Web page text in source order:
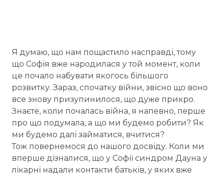
Я думаю, що нам пощастило насправді, тому
що Софія вже народилася у той момент, коли
це почало набувати якогось більшого
розвитку. Зараз, спочатку війни, звісно що воно
все знову призупинилося, що дуже прикро.
Знаєте, коли почалась війна, я напевно, перше
про що подумала, а що ми будемо робити? Як
ми будемо далі займатися, вчитися?
Тож повернемося до нашого досвіду. Коли ми
вперше дізналися, що у Софії синдром Дауна у
лікарні надали контакти батьків, у яких вже